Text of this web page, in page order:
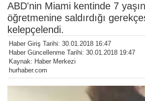
ABD'nin Miami kentinde 7
öğretmenine saldırdığı
kelepçelendi.
Haber Giriş Tarihi: 30.01.2018 16:47
Haber Güncellenme Tarihi: 30.01.2018 19:47
Kaynak: Haber Merkezi
hurhaber.com